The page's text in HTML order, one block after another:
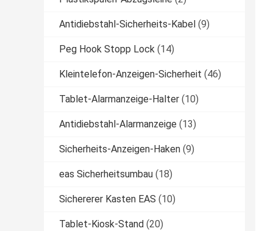
Antidiebstahl-Sicherheits-Kabel (9)
Peg Hook Stopp Lock (14)
Kleintelefon-Anzeigen-Sicherheit (46)
Tablet-Alarmanzeige-Halter (10)
Antidiebstahl-Alarmanzeige (13)
Sicherheits-Anzeigen-Haken (9)
eas Sicherheitsumbau (18)
Sichererer Kasten EAS (10)
Tablet-Kiosk-Stand (20)